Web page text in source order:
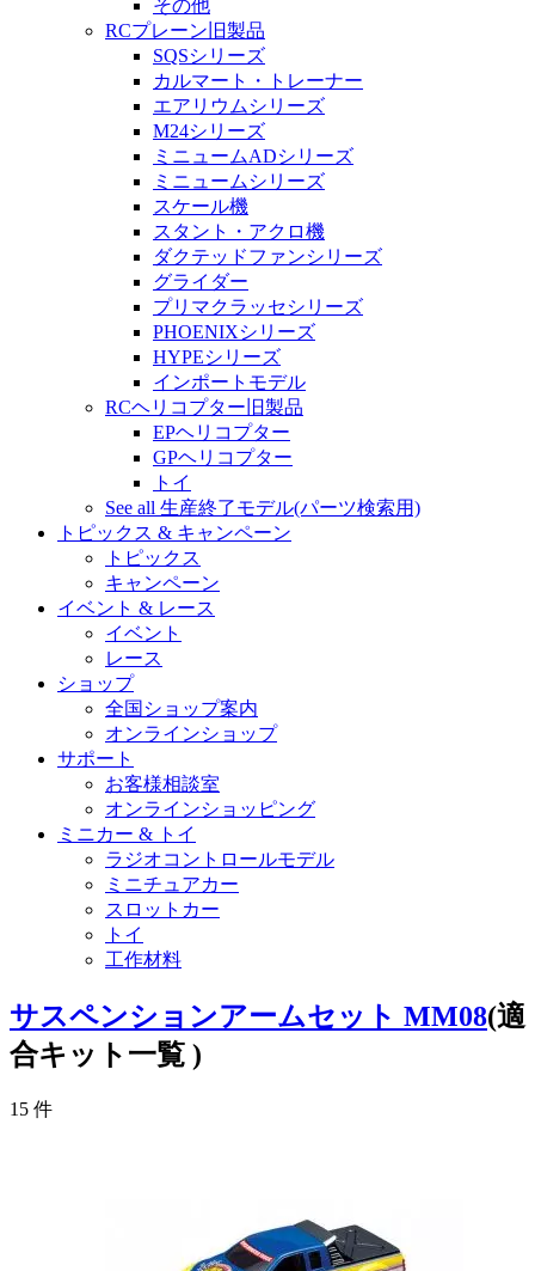
その他
RCプレーン旧製品
SQSシリーズ
カルマート・トレーナー
エアリウムシリーズ
M24シリーズ
ミニュームADシリーズ
ミニュームシリーズ
スケール機
スタント・アクロ機
ダクテッドファンシリーズ
グライダー
プリマクラッセシリーズ
PHOENIXシリーズ
HYPEシリーズ
インポートモデル
RCヘリコプター旧製品
EPヘリコプター
GPヘリコプター
トイ
See all 生産終了モデル(パーツ検索用)
トピックス & キャンペーン
トピックス
キャンペーン
イベント & レース
イベント
レース
ショップ
全国ショップ案内
オンラインショップ
サポート
お客様相談室
オンラインショッピング
ミニカー & トイ
ラジオコントロールモデル
ミニチュアカー
スロットカー
トイ
工作材料
サスペンションアームセット MM08(適
合キット一覧 )
15 件